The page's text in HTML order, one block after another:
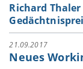
Richard
21.09.2017
Neues